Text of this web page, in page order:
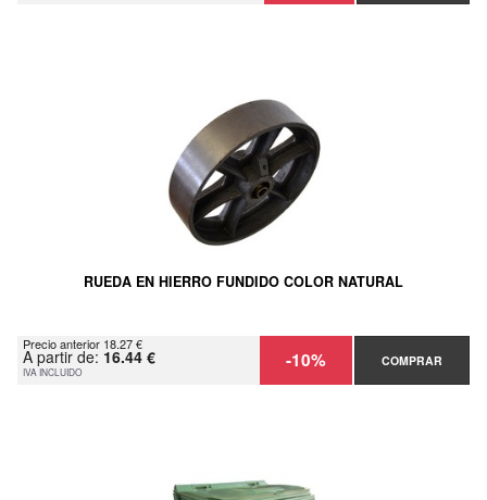
RUEDA EN HIERRO FUNDIDO COLOR NATURAL
Precio anterior 18.27 €
A partir de: 16.44 €
IVA INCLUIDO -10% COMPRAR